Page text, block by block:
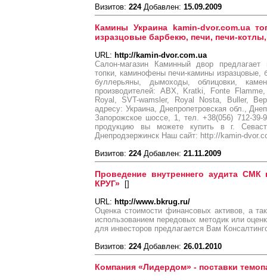
Визитов: 224Добавлен: 15.09.2009
Камины Украина kamin-dvor.com.ua
изразцовые барбекю, печи, печи-котлы,
URL: http://kamin-dvor.com.ua
Салон-магазин Каминный двор
топки, каминофены печи-камины изразцовые,
буллерьяны, дымоходы, облицовки,
производителей: ABX, Kratki, Fonte
Royal, SVT-wamsler, Royal Nosta, Buller,
адресу: Украина, Днепропетровская обл.,
Запорожское шоссе, 1, тел. +38(056) 712-
продукцию вы можете купить в г.
Днепродзержинск Наш сайт: http://kamin-
Визитов: 224Добавлен: 21.11.2009
Проведение внутреннего аудита
КРУГ» []
URL: http://www.bkrug.ru/
Оценка стоимости финансовых активов, а
использованием передовых методик или
для инвесторов предлагается Вам
Визитов: 224Добавлен: 26.01.2010
Компания «Лидердом» - поставки